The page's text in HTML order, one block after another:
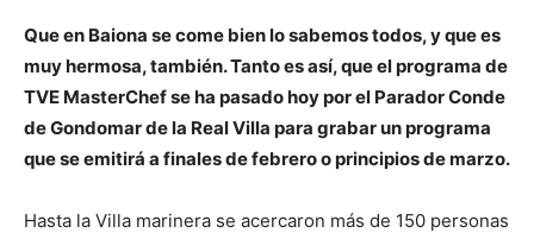
Que en Baiona se come bien lo sabemos todos, y que es
muy hermosa, también. Tanto es así, que el programa de
TVE MasterChef se ha pasado hoy por el Parador Conde
de Gondomar de la Real Villa para grabar un programa
que se emitirá a finales de febrero o principios de marzo.
Hasta la Villa marinera se acercaron más de 150 personas